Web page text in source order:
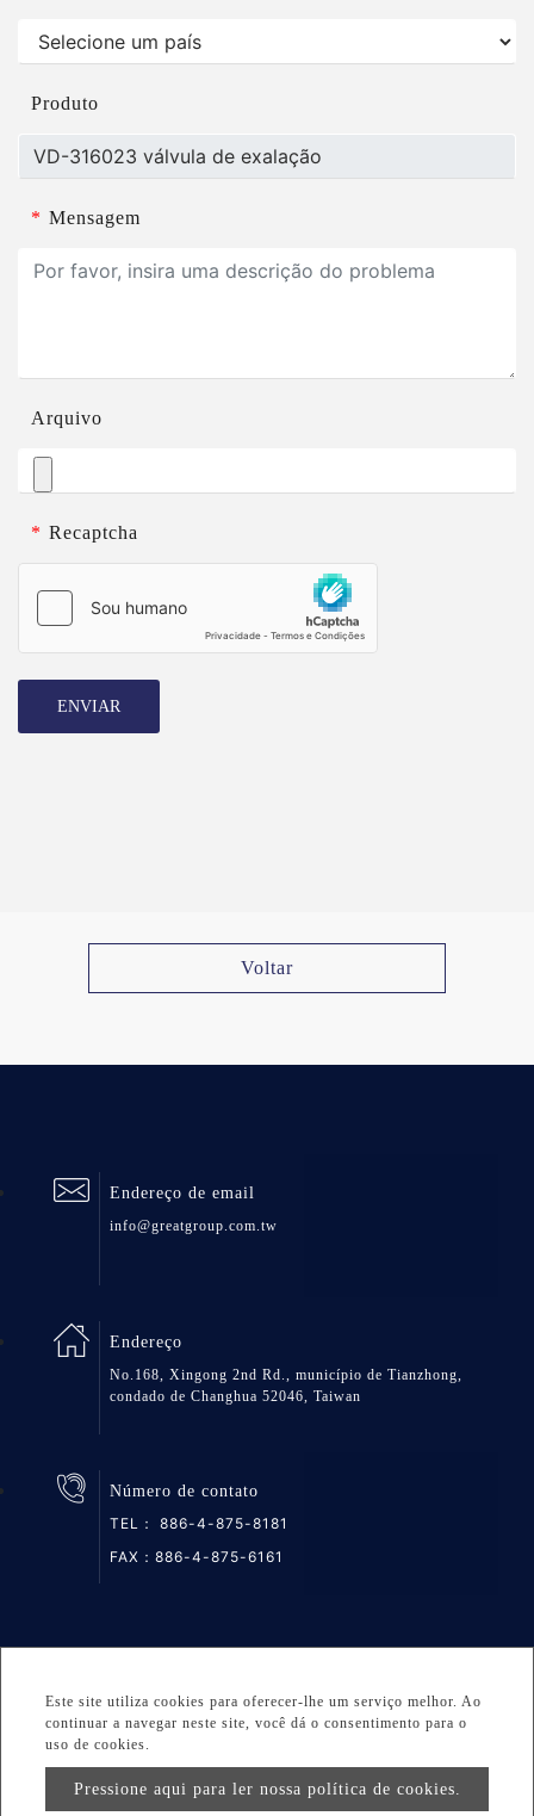
Produto
* Mensagem
Arquivo
* Recaptcha
ENVIAR
Voltar
Este site utiliza cookies para oferecer-lhe um serviço melhor. Ao
continuar a navegar neste site, você dá o consentimento para o
uso de cookies.
Pressione aqui para ler nossa política de cookies.
Endereço de email
info@greatgroup.com.tw
Endereço
No.168, Xingong 2nd Rd., município de Tianzhong,
condado de Changhua 52046, Taiwan
Número de contato
TEL： 886-4-875-8181
FAX：886-4-875-6161
Copyright © 2026 GREAT GROUP MEDICAL CO., LTD. All
info@greatgroup.com.tw